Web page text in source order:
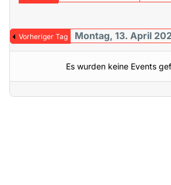
Vorheriger Tag Montag, 13. April
Es wurden keine Events